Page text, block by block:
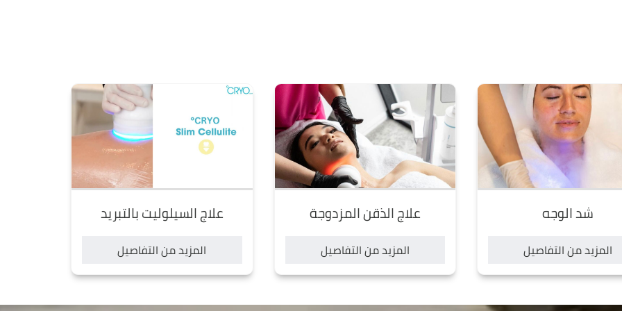
شد الوجه
المزيد من التفاصيل
علاج الذقن المزدوجة
المزيد من التفاصيل
علاج السيلوليت بالتبريد
المزيد من التفاصيل